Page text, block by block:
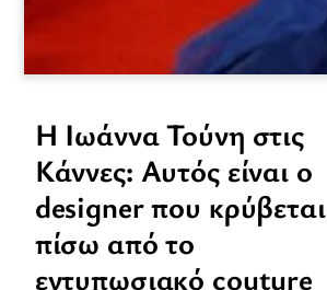
Η Ιωάννα Τούνη στις
Κάννες: Αυτός είναι ο
designer που κρύβεται
πίσω από το
εντυπωσιακό couture